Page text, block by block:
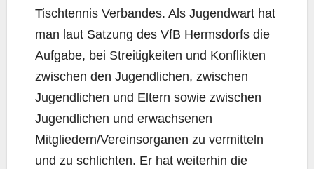
Tischtennis Verbandes. Als Jugendwart hat
man laut Satzung des VfB Hermsdorfs die
Aufgabe, bei Streitigkeiten und Konflikten
zwischen den Jugendlichen, zwischen
Jugendlichen und Eltern sowie zwischen
Jugendlichen und erwachsenen
Mitgliedern/Vereinsorganen zu vermitteln
und zu schlichten. Er hat weiterhin die